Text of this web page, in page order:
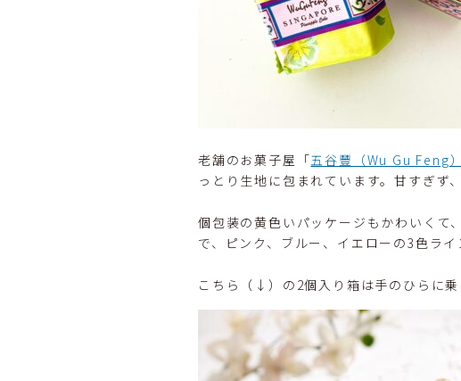
老舗のお菓子屋「五谷豐（Wu Gu Feng）
っとり生地に包まれています。甘すぎず
個包装の黄色いパッケージもかわいくて
で、ピンク、ブルー、イエローの3色ライ
こちら（↓）の2個入り箱は手のひらに